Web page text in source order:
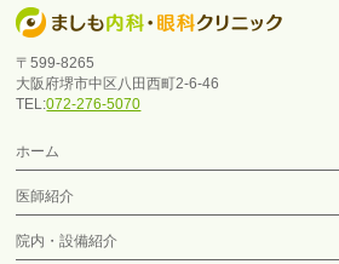
〒599-8265
大阪府堺市中区八田西町2-6-46
TEL:072-276-5070
ホーム
医師紹介
院内・設備紹介